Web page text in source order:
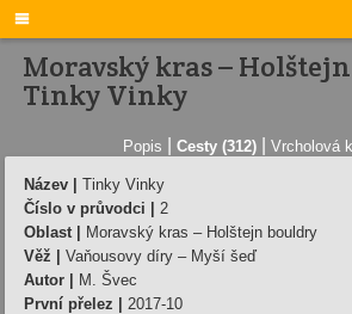

Moravský kras –
Tinky Vinky
Popis Cesty (312) Vrcholová
Název |
Tinky Vinky
Číslo v průvodci |
2
Oblast |
Moravský kras – Holštejn bouldry
Věž |
Vaňousovy díry – Myší šeď
Autor |
M. Švec
První přelez |
2017-10